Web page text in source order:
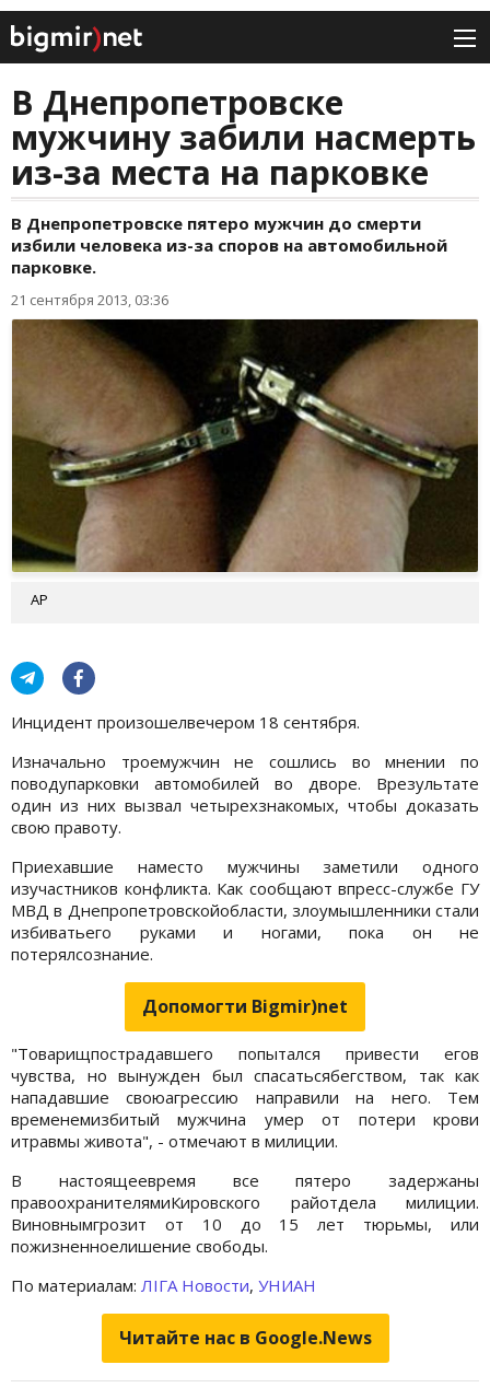
В Днепропетровске
мужчину забили насмерть
из-за места на парковке
В Днепропетровске пятеро мужчин до смерти
избили человека из-за споров на автомобильной
парковке.
21 сентября 2013, 03:36
АР
Инцидент произошелвечером 18 сентября.
Изначально троемужчин не сошлись во мнении по
поводупарковки автомобилей во дворе. Врезультате
один из них вызвал четырехзнакомых, чтобы доказать
свою правоту.
Приехавшие наместо мужчины заметили одного
изучастников конфликта. Как сообщают впресс-службе ГУ
МВД в Днепропетровскойобласти, злоумышленники стали
избиватьего руками и ногами, пока он не
потерялсознание.
Допомогти Bigmir)net
"Товарищпострадавшего попытался привести егов
чувства, но вынужден был спасатьсябегством, так как
нападавшие своюагрессию направили на него. Тем
временемизбитый мужчина умер от потери крови
итравмы живота", - отмечают в милиции.
В настоящеевремя все пятеро задержаны
правоохранителямиКировского райотдела милиции.
Виновнымгрозит от 10 до 15 лет тюрьмы, или
пожизненноелишение свободы.
По материалам: ЛІГА Новости, УНИАН
Читайте нас в Google.News